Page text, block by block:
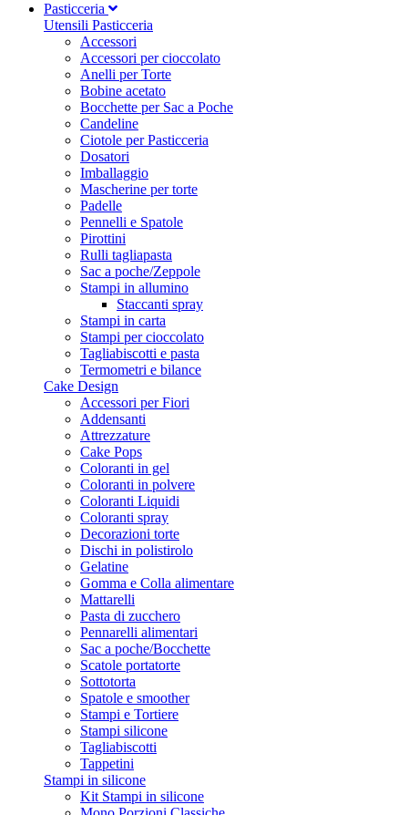
Pasticceria
Utensili Pasticceria
Accessori
Accessori per cioccolato
Anelli per Torte
Bobine acetato
Bocchette per Sac a Poche
Candeline
Ciotole per Pasticceria
Dosatori
Imballaggio
Mascherine per torte
Padelle
Pennelli e Spatole
Pirottini
Rulli tagliapasta
Sac a poche/Zeppole
Stampi in allumino
Staccanti spray
Stampi in carta
Stampi per cioccolato
Tagliabiscotti e pasta
Termometri e bilance
Cake Design
Accessori per Fiori
Addensanti
Attrezzature
Cake Pops
Coloranti in gel
Coloranti in polvere
Coloranti Liquidi
Coloranti spray
Decorazioni torte
Dischi in polistirolo
Gelatine
Gomma e Colla alimentare
Mattarelli
Pasta di zucchero
Pennarelli alimentari
Sac a poche/Bocchette
Scatole portatorte
Sottotorta
Spatole e smoother
Stampi e Tortiere
Stampi silicone
Tagliabiscotti
Tappetini
Stampi in silicone
Kit Stampi in silicone